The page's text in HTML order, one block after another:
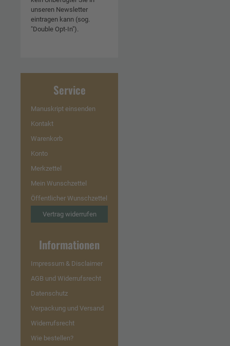
unseren Newsletter
eintragen kann (sog.
"Double Opt-In").
Service
Manuskript einsenden
Kontakt
Warenkorb
Konto
Merkzettel
Mein Wunschzettel
Öffentlicher Wunschzettel
Vertrag widerrufen
Informationen
Impressum & Disclaimer
AGB und Widerrufsrecht
Datenschutz
Verpackung und Versand
Widerrufsrecht
Wie bestellen?